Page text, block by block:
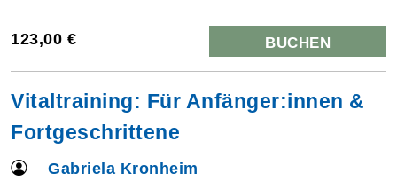
123,00 € BUCHEN
Vitaltraining: Für Anfänger:innen &
Fortgeschrittene
Gabriela Kronheim